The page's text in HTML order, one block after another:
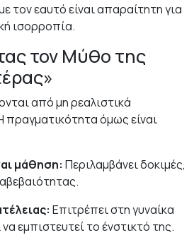
τον εαυτό είναι απαραίτητη για
ισορροπία.
τον Μύθο της
από μη ρεαλιστικά
πραγματικότητα όμως είναι
μάθηση: Περιλαμβάνει δοκιμές,
Επιτρέπει στη γυναίκα
εμπιστευτεί το ένστικτό της.